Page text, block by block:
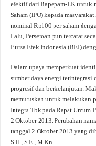
efektif dari Bapepam-LK untuk
Saham (IPO) kepada
nominal Rp100 per saham
Lalu, Perseroan pun tercatat
Bursa Efek Indonesia (BEI)
Dalam upaya memperkuat
sumber daya energi terintegrasi
progresif dan berkelanjutan.
memutuskan untuk melakukan
Integra Tbk pada Rapat Umum
2 Oktober 2013. Perubahan
tanggal 2 Oktober 2013 yang
S.H., S.E., M.Kn.